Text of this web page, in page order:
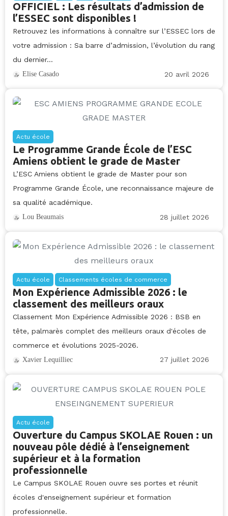
OFFICIEL : Les résultats d’admission de
l’ESSEC sont disponibles !
Retrouvez les informations à connaître sur l’ESSEC lors de
votre admission : Sa barre d’admission, l’évolution du rang
du dernier...
Elise Casado 20 avril 2026
Actu école
Le Programme Grande École de l’ESC
Amiens obtient le grade de Master
L’ESC Amiens obtient le grade de Master pour son
Programme Grande École, une reconnaissance majeure de
sa qualité académique.
Lou Beaumais 28 juillet 2026
Actu école Classements écoles de commerce
Mon Expérience Admissible 2026 : le
classement des meilleurs oraux
Classement Mon Expérience Admissible 2026 : BSB en
tête, palmarès complet des meilleurs oraux d'écoles de
commerce et évolutions 2025-2026.
Xavier Lequilliec 27 juillet 2026
Actu école
Ouverture du Campus SKOLAE Rouen : un
nouveau pôle dédié à l’enseignement
supérieur et à la formation
professionnelle
Le Campus SKOLAE Rouen ouvre ses portes et réunit
écoles d'enseignement supérieur et formation
professionnelle.